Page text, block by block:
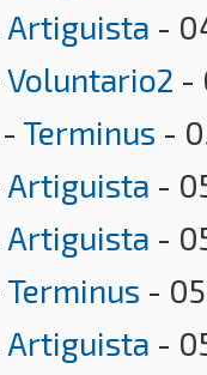
Artiguista -
Voluntario2 -
- Terminus -
Artiguista -
Artiguista -
Terminus -
Artiguista -